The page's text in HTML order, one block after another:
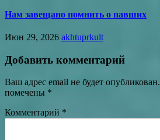
Нам завещано помнить о павших
Июн 29, 2026 akhtuprkult
Добавить комментарий
Ваш адрес email не будет опубликован.
помечены *
Комментарий *